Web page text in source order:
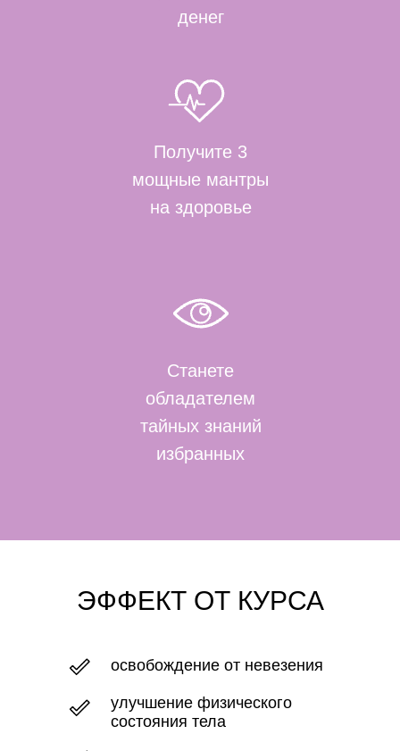
Получите 3
мощные мантры
на здоровье
денег
Станете
обладателем
тайных знаний
избранных
ЭФФЕКТ ОТ КУРСА
освобождение от невезения
улучшение физического
состояния тела